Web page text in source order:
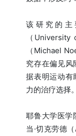
该研究的
（
（Michael
究存在偏见风
据表明运动有
力的治疗选择。
耶鲁大学医
当·切克劳德